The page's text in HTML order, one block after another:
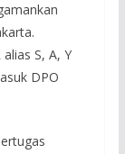
S, A, Y
DPO